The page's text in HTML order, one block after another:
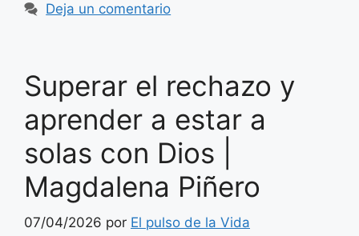
Deja un comentario
Superar el rechazo y
aprender a estar a
solas con Dios |
Magdalena Piñero
07/04/2026 por El pulso de la Vida